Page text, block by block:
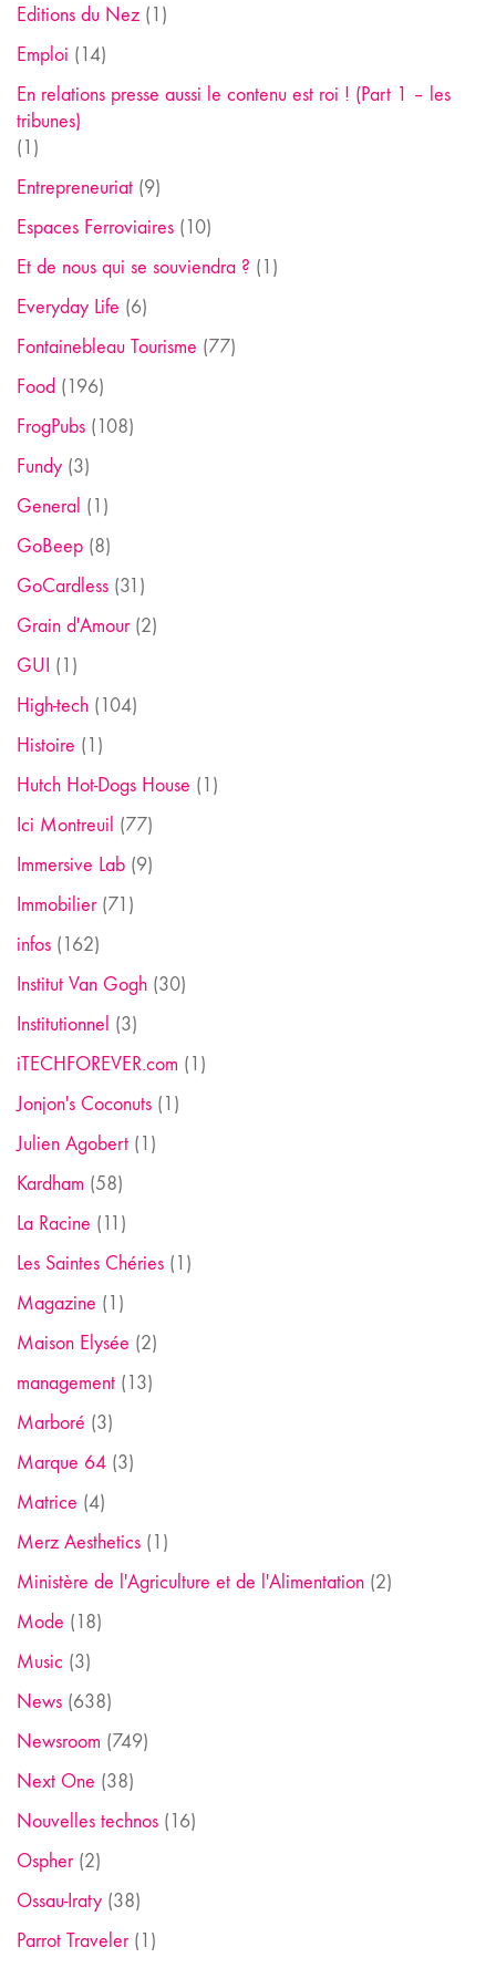
Editions du Nez (1)
Emploi (14)
En relations presse aussi le contenu est roi ! (Part 1 – les
tribunes)
(1)
Entrepreneuriat (9)
Espaces Ferroviaires (10)
Et de nous qui se souviendra ? (1)
Everyday Life (6)
Fontainebleau Tourisme (77)
Food (196)
FrogPubs (108)
Fundy (3)
General (1)
GoBeep (8)
GoCardless (31)
Grain d'Amour(2)
GUI (1)
High-tech (104)
Histoire (1)
Hutch Hot-Dogs House (1)
Ici Montreuil (77)
Immersive Lab (9)
Immobilier(71)
infos (162)
Institut Van Gogh (30)
Institutionnel (3)
iTECHFOREVER.com (1)
Jonjon's Coconuts (1)
Julien Agobert (1)
Kardham (58)
La Racine (11)
Les Saintes Chéries (1)
Magazine (1)
Maison Elysée (2)
management (13)
Marboré (3)
Marque 64 (3)
Matrice (4)
Merz Aesthetics (1)
Ministère de l'Agriculture et de l'Alimentation (2)
Mode (18)
Music (3)
News (638)
Newsroom (749)
Next One (38)
Nouvelles technos (16)
Ospher(2)
Ossau-Iraty (38)
Parrot Traveler(1)